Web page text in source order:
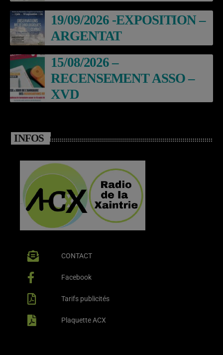
19/09/2026 -EXPOSITION –
ARGENTAT
15/08/2026 –
RECENSEMENT ASSO –
XVD
INFOS
CONTACT
Facebook
Tarifs publicités
Plaquette ACX